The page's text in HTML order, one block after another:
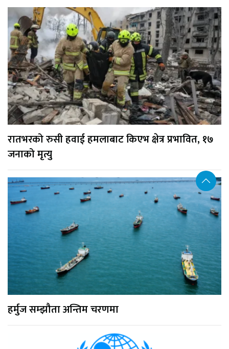
रातभरको रुसी हवाई हमलाबाट किएभ क्षेत्र प्रभावित, १७
जनाको मृत्यु
हर्मुज सम्झौता अन्तिम चरणमा